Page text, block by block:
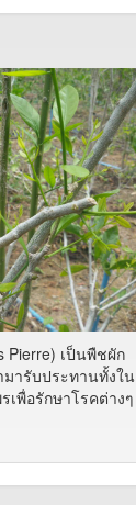
Pierre) เป็นพืชผัก
ารับประทานทั้งใน
พื่อรักษาโรคต่างๆ